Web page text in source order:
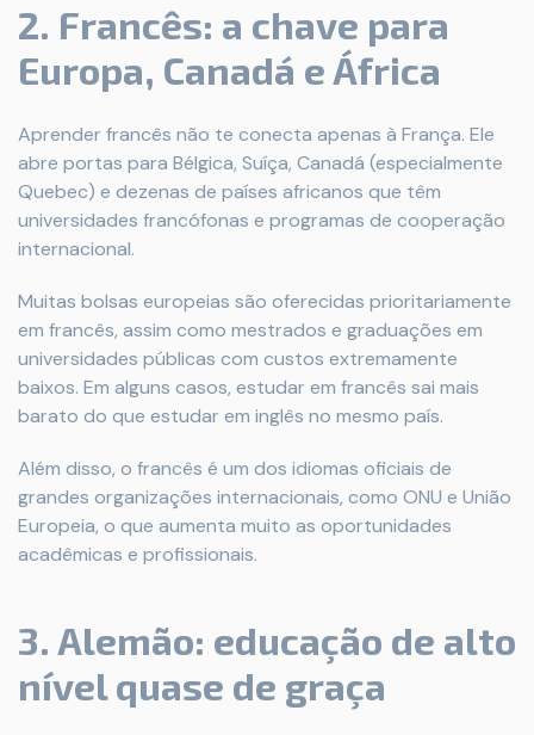
2. Francês: a chave para
Europa, Canadá e África
Aprender francês não te conecta apenas à França. Ele
abre portas para Bélgica, Suíça, Canadá (especialmente
Quebec) e dezenas de países africanos que têm
universidades francófonas e programas de cooperação
internacional.
Muitas bolsas europeias são oferecidas prioritariamente
em francês, assim como mestrados e graduações em
universidades públicas com custos extremamente
baixos. Em alguns casos, estudar em francês sai mais
barato do que estudar em inglês no mesmo país.
Além disso, o francês é um dos idiomas oficiais de
grandes organizações internacionais, como ONU e União
Europeia, o que aumenta muito as oportunidades
acadêmicas e profissionais.
3. Alemão: educação de alto
nível quase de graça